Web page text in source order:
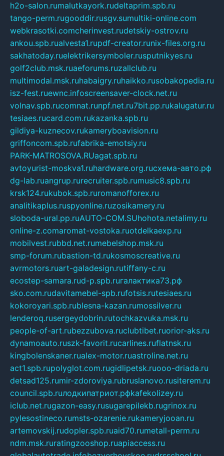
h2o-salon.rumalutkayork.rudeltaprim.spb.ru
tango-perm.rugooddir.rusgv.sumultiki-online.com
webkrasotki.comcherinvest.rudetskiy-ostrov.ru
ankou.spb.rualvesta1.rupdf-creator.runix-files.org.ru
sakhatoday.ruelektrikersymboler.rusputnikyes.ru
golf2club.msk.ruaeforums.ruzallclub.ru
multimodal.msk.ruhabaigry.ruhaikko.rusobakopedia.ru
isz-fest.ruewnc.infoscreensaver-clock.net.ru
volnav.spb.rucomnat.runpf.net.ru7bit.pp.rukalugatur.ru
tesiaes.rucard.com.rukazanka.spb.ru
gildiya-kuznecov.rukameryboavision.ru
griffoncom.spb.rufabrika-emotsiy.ru
PARK-MATROSOVA.RUagat.spb.ru
avtoyurist-moskva1.ruhardware.org.ruсхема-авто.рф
dg-lab.ruangrup.rurecruiter.spb.rumusic8.spb.ru
krsk124.rukubok.spb.ruromanofforex.ru
analitikaplus.ruspyonline.ruzosikamery.ru
sloboda-ural.pp.ruAUTO-COM.SUhohota.netalimy.ru
online-z.comaromat-vostoka.ruotdelkaexp.ru
mobilvest.rubbd.net.rumebelshop.msk.ru
smp-forum.rubastion-td.rukosmoscreative.ru
avrmotors.ruart-galadesign.rutiffany-c.ru
ecostep-samara.rud-p.spb.ruгалактика73.рф
sko.com.rudavitamebel-spb.rufotsis.rutesiaes.ru
kokoroyari.spb.rublesna-kazan.rumossilver.ru
lenderoq.rusergeydobrin.rutochkazvuka.msk.ru
people-of-art.rubezzubova.ruclubtibet.ruorior-aks.ru
dynamoauto.ruszk-favorit.rucarlines.ruflatnsk.ru
kingbolenskaner.rualex-motor.ruastroline.net.ru
act1.spb.rupolyglot.com.rugidlipetsk.ruooo-driada.ru
detsad125.rumir-zdoroviya.rubruslanovo.rusiterem.ru
council.spb.ruлодкипатриот.рфkafekolizey.ru
iclub.net.rugazon-easy.rusugarepilekb.rugrinox.ru
pylesostineco.rumsts-ozarenie.rukameryjooan.ru
artemovskij.rudopler.spb.ruaid70.rumetall-perm.ru
ndm.msk.ruratingzooshop.ruapiaccess.ru